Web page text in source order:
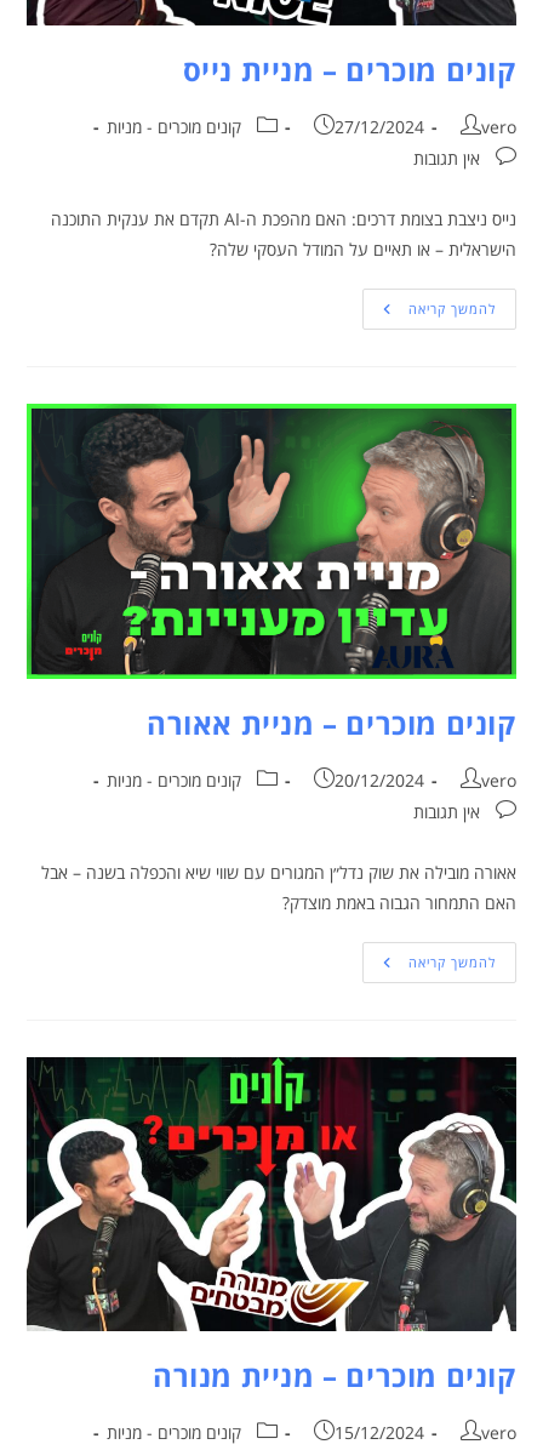
קונים מוכרים – מניית נייס
vero
27/12/2024
קונים מוכרים - מניות
אין תגובות
נייס ניצבת בצומת דרכים: האם מהפכת ה-AI תקדם את ענקית התוכנה
הישראלית – או תאיים על המודל העסקי שלה?
להמשך קריאה
קונים מוכרים – מניית אאורה
vero
20/12/2024
קונים מוכרים - מניות
אין תגובות
אאורה מובילה את שוק נדל״ן המגורים עם שווי שיא והכפלה בשנה – אבל
האם התמחור הגבוה באמת מוצדק?
להמשך קריאה
קונים מוכרים – מניית מנורה
vero
15/12/2024
קונים מוכרים - מניות